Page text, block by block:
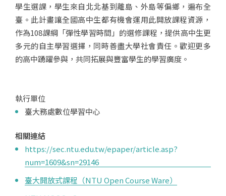
學生選課，學生來自北北基到離島、外島等偏鄉，遍布全
臺。此計畫讓全國高中生都有機會運用此開放課程資源，
作為108課綱「彈性學習時間」的選修課程，提供高中生更
多元的自主學習選擇，同時善盡大學社會責任。歡迎更多
的高中踴躍參與，共同拓展與豐富學生的學習廣度。
執行單位
臺大務處數位學習中心
相關連結
https://sec.ntu.edu.tw/epaper/article.asp?
num=1609&sn=29146
臺大開放式課程（NTU Open Course Ware）